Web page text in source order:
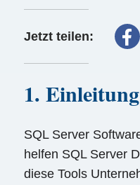
Jetzt teilen:
1. Einleitung
SQL Server
helfen SQL Server
diese Tools